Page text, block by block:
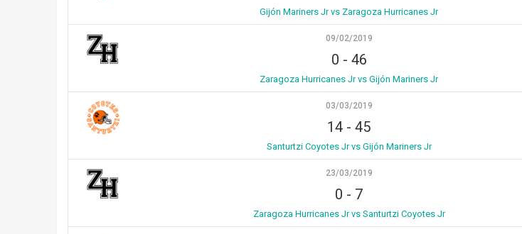
Gijón Mariners Jr vs Zaragoza Hurricanes Jr
09/02/2019
0 - 46
Zaragoza Hurricanes Jr vs Gijón Mariners Jr
03/03/2019
14 - 45
Santurtzi Coyotes Jr vs Gijón Mariners Jr
23/03/2019
0 - 7
Zaragoza Hurricanes Jr vs Santurtzi Coyotes Jr